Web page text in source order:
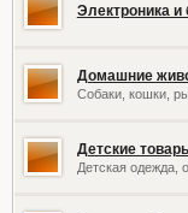
Электроника и
Домашние
Собаки, кошки,
Детские
Детская одежда,